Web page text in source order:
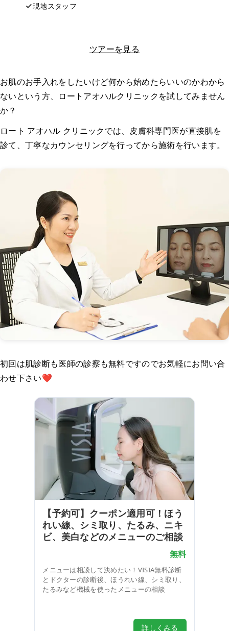
現地スタッフ
ツアーを見る
お肌のお手入れをしたいけど何から始めたらいいのかわから
ないという方、ロートアオハルクリニックを試してみません
か？
ロート アオハル クリニックでは、皮膚科専門医が直接肌を
診て、丁寧なカウンセリングを行ってから施術を行います。
初回は肌診断も医師の診察も無料ですのでお気軽にお問い合
わせ下さい❤️
【予約可】クーポン適用可！ほう
れい線、シミ取り、たるみ、ニキ
ビ、美白などのメニューのご相談
無料
メニューは相談して決めたい！VISIA無料診断
とドクターの診断後、ほうれい線、シミ取り、
たるみなど機械を使ったメニューの相談
詳しくみる